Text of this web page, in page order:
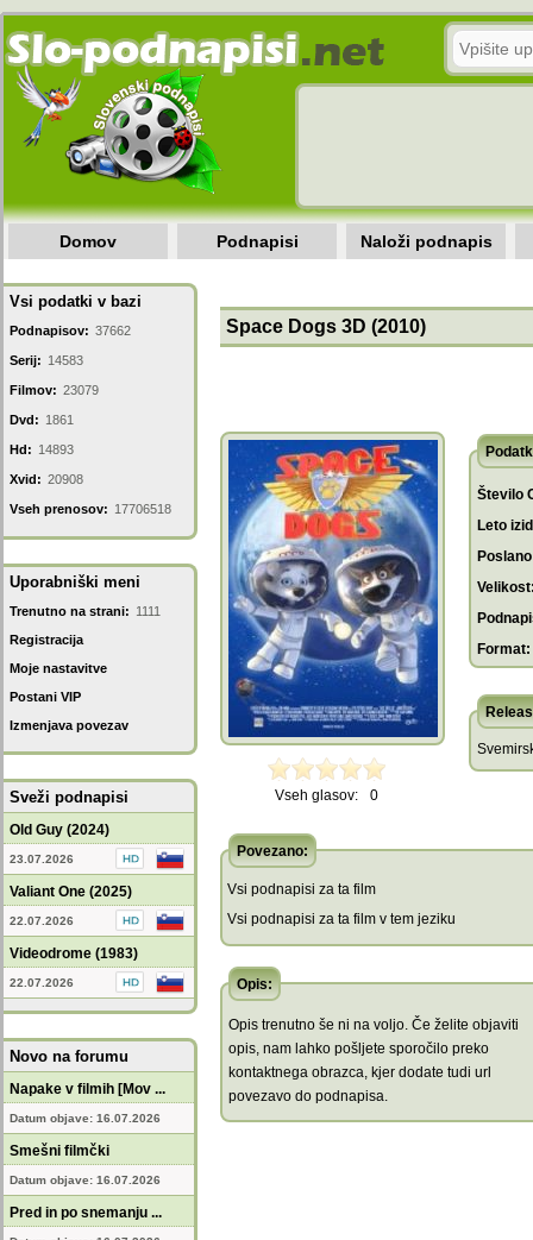
Domov Podnapisi Naloži podnapis
Vsi podatki v bazi
Podnapisov: 37662
Serij: 14583
Filmov: 23079
Dvd: 1861
Hd: 14893
Xvid: 20908
Vseh prenosov: 17706518
Uporabniški meni
Trenutno na strani: 1111
Registracija
Moje nastavitve
Postani VIP
Izmenjava povezav
Sveži podnapisi
Old Guy (2024)
23.07.2026
Valiant One (2025)
22.07.2026
Videodrome (1983)
22.07.2026
Novo na forumu
Napake v filmih [Mov ...
Datum objave: 16.07.2026
Smešni filmčki
Datum objave: 16.07.2026
Pred in po snemanju ...
Space Dogs 3D (2010)
Vseh glasov: 0
Število
Leto
Format:
Povezano:
Vsi podnapisi za ta film
Vsi podnapisi za ta film v tem jeziku
Opis:
Opis trenutno še ni na voljo. Če želite objaviti
opis, nam lahko pošljete sporočilo preko
kontaktnega obrazca, kjer dodate tudi url
povezavo do podnapisa.